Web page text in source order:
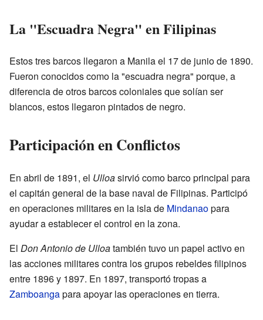
La "Escuadra Negra" en Filipinas
Estos tres barcos llegaron a Manila el 17 de junio de 1890.
Fueron conocidos como la "escuadra negra" porque, a
diferencia de otros barcos coloniales que solían ser
blancos, estos llegaron pintados de negro.
Participación en Conflictos
En abril de 1891, el Ulloasirvió como barco principal para
el capitán general de la base naval de Filipinas. Participó
en operaciones militares en la isla de Mindanaopara
ayudar a establecer el control en la zona.
El Don Antonio de Ulloatambién tuvo un papel activo en
las acciones militares contra los grupos rebeldes filipinos
entre 1896 y 1897. En 1897, transportó tropas a
Zamboangapara apoyar las operaciones en tierra.